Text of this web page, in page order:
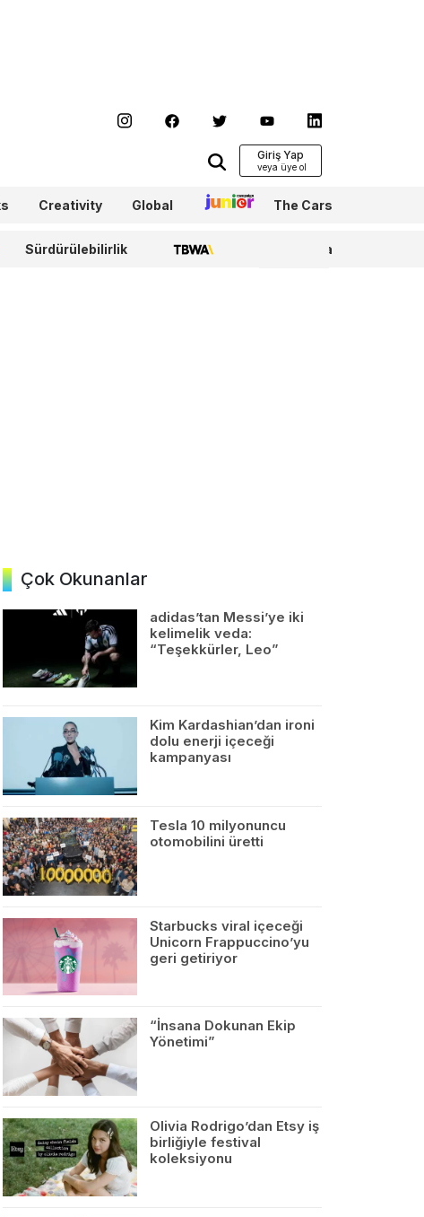
Giriş Yap
Creativity Global Junior The Cars
Sürdürülebilirlik TBWA WPP Media
Çok Okunanlar
adidas’tan Messi’ye iki
kelimelik veda:
“Teşekkürler, Leo”
Kim Kardashian’dan ironi
dolu enerji içeceği
kampanyası
Tesla 10 milyonuncu
otomobilini üretti
Starbucks viral içeceği
Unicorn Frappuccino’yu
geri getiriyor
“İnsana Dokunan Ekip
Yönetimi”
Olivia Rodrigo’dan Etsy iş
birliğiyle festival
koleksiyonu